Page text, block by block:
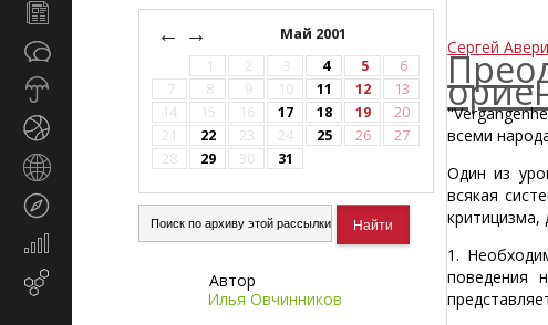
Новости
регионы
Экономика
← Май 2001
→
1 2 3 4 5
6
7
8 9 10 11 12
13
14
15 16 17 18 19
20
21
22 23 24 25 26
27
28
29 30 31
Автор
Илья Овчинников
Сергей
всеми
Один из
всякая
критицизма,
1.
поведения